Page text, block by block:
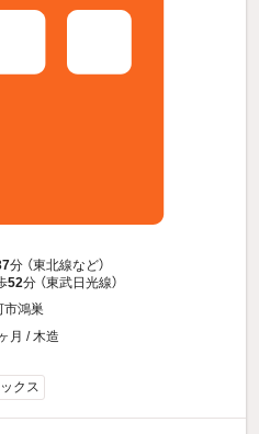
分 （東北線など）
52分 （東武日光線）
市鴻巣
月 / 木造
クス